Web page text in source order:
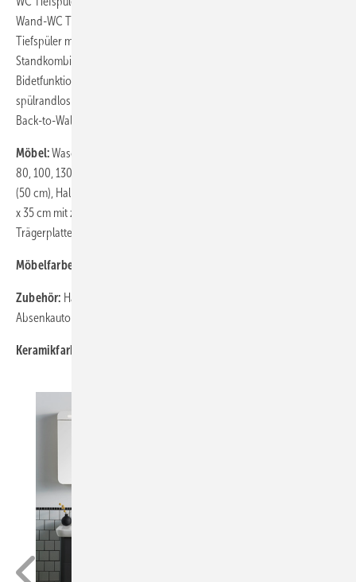
Wand-WC Tiefspüler mit oder ohne Bidetfunktion, Wand-WC
Tiefspüler mit oder ohne Bidetfunktion compact, WC-
Standkombination Tiefspüler Back-to-Wall spülrandlos mit oder ohne
Bidetfunktion, WC-Standkombination Tiefspüler Open Back
spülrandlos mit oder ohne Bidetfunktion, Wand-Bidet, Stand-Bidet
Back-to-Wall
Möbel:Waschtischunterschränke mit Ambiente-Beleuchtung, 50, 60,
80, 100, 130 cm mit einer oder zwei Schubladen bzw. mit einer Tür
(50 cm), Halbhochschrank 56 x 30 cm mit einer Tür, Hochschrank 155
x 35 cm mit zwei Türen, mit oder ohne integriertem Wäschekorb,
Trägerplatte 90 x 40 cm
Möbelfarben:
Zubehör: Halb- und Standsäulen, WC-Sitze mit und ohne
Absenkautomatik, WC-Sitz Slim mit Absenkautomatik, Möbelfüße-Set
Keramikfarben: